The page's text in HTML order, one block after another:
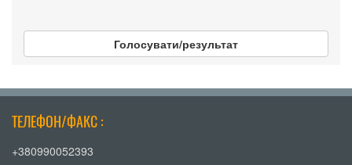
Голосувати/результат
ТЕЛЕФОН/ФАКС :
+380990052393